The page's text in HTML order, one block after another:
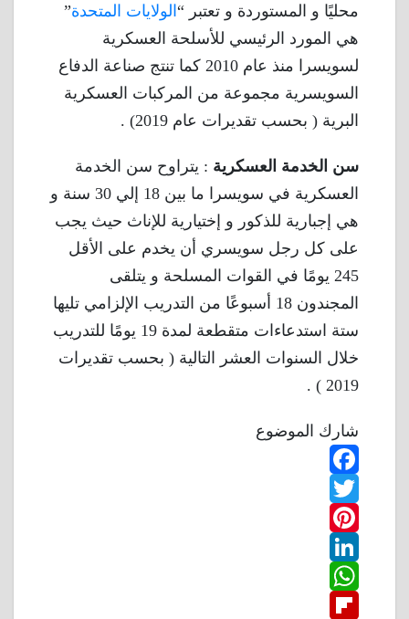
محليًا و المستوردة و تعتبر “الولايات المتحدة”
هي المورد الرئيسي للأسلحة العسكرية
لسويسرا منذ عام 2010 كما تنتج صناعة الدفاع
السويسرية مجموعة من المركبات العسكرية
البرية ( بحسب تقديرات عام 2019) .
سن الخدمة العسكرية : يتراوح سن الخدمة
العسكرية في سويسرا ما بين 18 إلي 30 سنة و
هي إجبارية للذكور و إختيارية للإناث حيث يجب
على كل رجل سويسري أن يخدم على الأقل
245 يومًا في القوات المسلحة و يتلقى
المجندون 18 أسبوعًا من التدريب الإلزامي تليها
ستة استدعاءات متقطعة لمدة 19 يومًا للتدريب
خلال السنوات العشر التالية ( بحسب تقديرات
2019 ) .
شارك الموضوع
F
a
c
e
b
T
w
i
P
i
n
L
W